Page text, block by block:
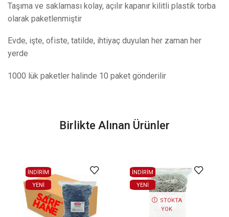
Taşıma ve saklaması kolay, açılır kapanır kilitli plastik torba
olarak paketlenmiştir
Evde, işte, ofiste, tatilde, ihtiyaç duyulan her zaman her
yerde
1000 lük paketler halinde 10 paket gönderilir
Birlikte Alınan Ürünler
İNDİRİM
YENI
İNDİRİM
YENI
STOKTA
YOK